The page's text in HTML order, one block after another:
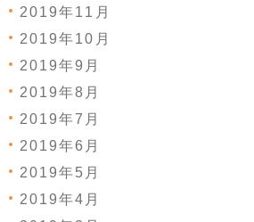
2019年11月
2019年10月
2019年9月
2019年8月
2019年7月
2019年6月
2019年5月
2019年4月